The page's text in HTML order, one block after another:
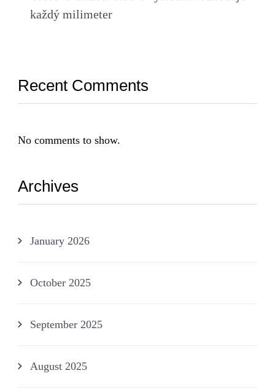
každý milimeter
Recent Comments
No comments to show.
Archives
January 2026
October 2025
September 2025
August 2025